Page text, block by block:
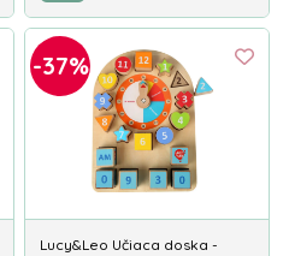
-37%
Lucy&Leo Učiaca doska -